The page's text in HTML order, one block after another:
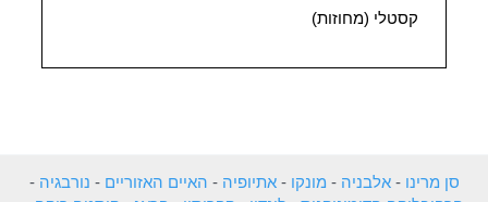
קסטלי (מחוזות)
סן מרינו -אלבניה - מונקו -אתיופיה - האיים האזוריים - נורבגיה -